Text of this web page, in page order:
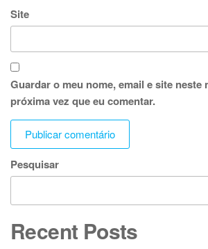
Site
Guardar o meu nome, email e site neste
próxima vez que eu comentar.
Pesquisar
Recent Posts